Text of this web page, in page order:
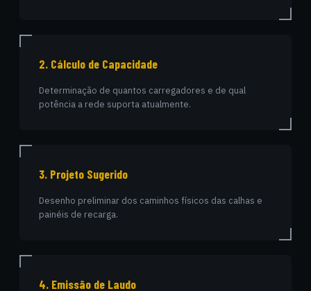
2. Cálculo de Capacidade
Determinação de quantos carregadores e de qual
potência a rede suporta atualmente.
3. Projeto Sugerido
Desenho preliminar dos caminhos físicos das calhas e
painéis de recarga.
4. Emissão de Laudo